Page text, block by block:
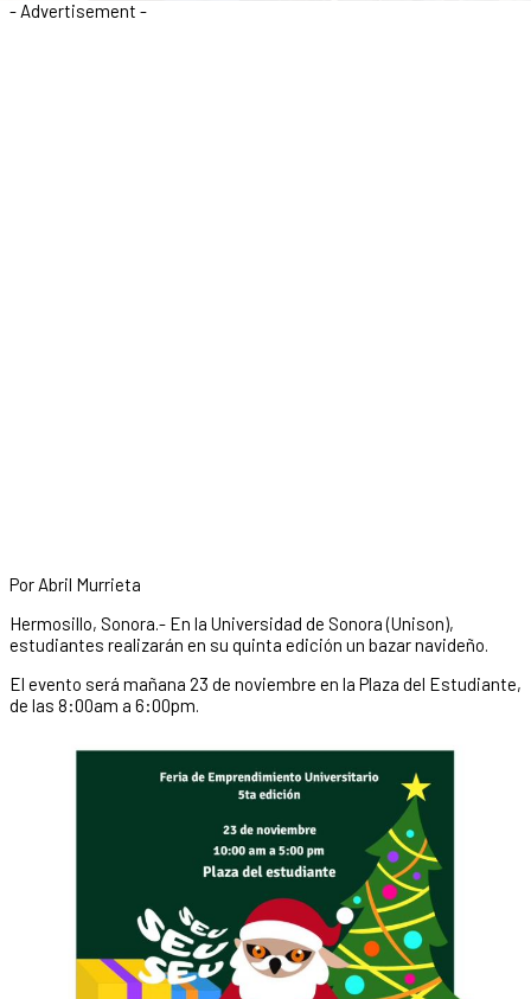
- Advertisement -
Por Abril Murrieta
Hermosillo, Sonora.- En la Universidad de Sonora (Unison),
estudiantes realizarán en su quinta edición un bazar navideño.
El evento será mañana 23 de noviembre en la Plaza del Estudiante,
de las 8:00am a 6:00pm.